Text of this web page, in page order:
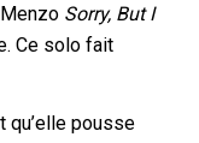
Sorry, But I
Ce solo fait
qu’elle pousse